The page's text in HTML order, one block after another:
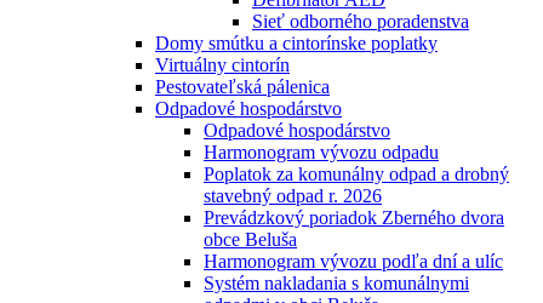
Sieť odborného poradenstva
Domy smútku a cintorínske poplatky
Virtuálny cintorín
Pestovateľská pálenica
Odpadové hospodárstvo
Odpadové hospodárstvo
Harmonogram vývozu odpadu
Poplatok za komunálny odpad a drobný
stavebný odpad r. 2026
Prevádzkový poriadok Zberného dvora
obce Beluša
Harmonogram vývozu podľa dní a ulíc
Systém nakladania s komunálnymi